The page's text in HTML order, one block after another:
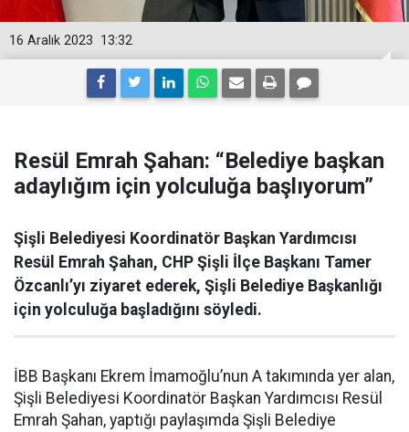
13:32
16 Aralık 2023
Resül Emrah Şahan: “Belediye başkan
adaylığım için yolculuğa başlıyorum”
Şişli Belediyesi Koordinatör Başkan Yardımcısı
Resül Emrah Şahan, CHP Şişli İlçe Başkanı Tamer
Özcanlı’yı ziyaret ederek, Şişli Belediye Başkanlığı
için yolculuğa başladığını söyledi.
İBB Başkanı Ekrem İmamoğlu’nun A takımında yer alan,
Şişli Belediyesi Koordinatör Başkan Yardımcısı Resül
Emrah Şahan, yaptığı paylaşımda Şişli Belediye